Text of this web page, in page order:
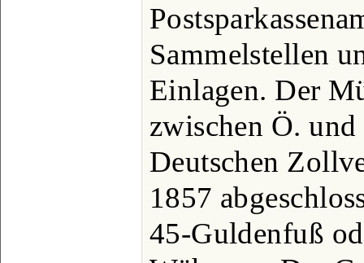
Sammelstellen
Einlagen. Der
zwischen Ö. und
Deutschen
1857
45-Guldenfuß